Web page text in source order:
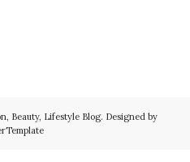
Beauty, Lifestyle Blog. Designed by